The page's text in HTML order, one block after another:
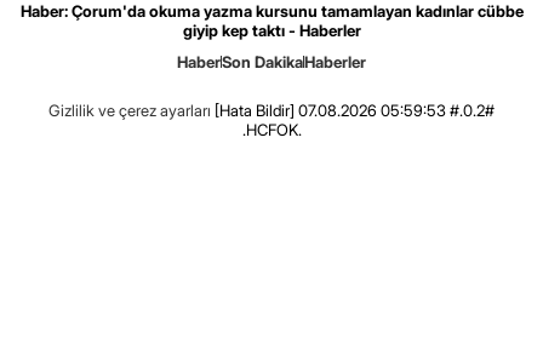
Haber: Çorum'da okuma yazma kursunu tamamlayan kadınlar cübbe
giyip kep taktı - Haberler
HaberSon DakikaHaberler
Gizlilik ve çerez ayarları [Hata Bildir] 07.08.2026 05:59:53 #.0.2#
.HCFOK.